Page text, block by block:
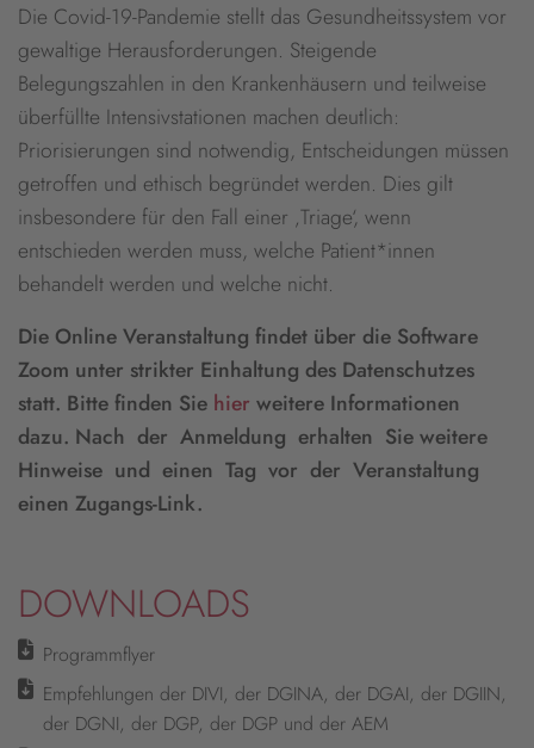
Die Covid-19-Pandemie stellt das Gesundheitssystem vor
gewaltige Herausforderungen. Steigende
Belegungszahlen in den Krankenhäusern und teilweise
überfüllte Intensivstationen machen deutlich:
Priorisierungen sind notwendig, Entscheidungen müssen
getroffen und ethisch begründet werden. Dies gilt
insbesondere für den Fall einer ‚Triage‘, wenn
entschieden werden muss, welche Patient*innen
behandelt werden und welche nicht.
Die Online Veranstaltung findet über die Software
Zoom unter strikter Einhaltung des Datenschutzes
statt. Bitte finden Sie hier weitere Informationen
dazu. Nach der Anmeldung erhalten Sie weitere
Hinweise und einen Tag vor der Veranstaltung
einen Zugangs-Link.
DOWNLOADS
Programmflyer
Empfehlungen der DIVI, der DGINA, der DGAI, der DGIIN,
der DGNI, der DGP, der DGP und der AEM